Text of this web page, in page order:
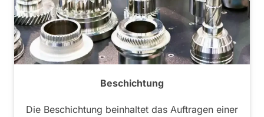
Beschichtung
Die Beschichtung beinhaltet das Auftragen einer